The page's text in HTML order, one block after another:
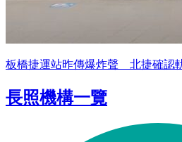
板橋捷運站昨傳爆炸聲 北捷確認
長照機構一覽